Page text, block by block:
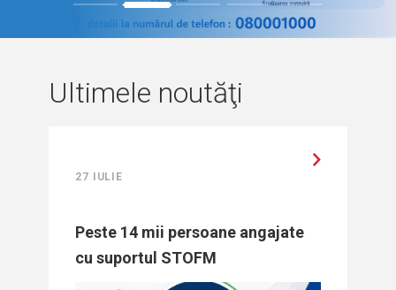
1 2 3 4 5
Ultimele noutăţi
27 IULIE
Peste 14 mii persoane angajate
cu suportul STOFM